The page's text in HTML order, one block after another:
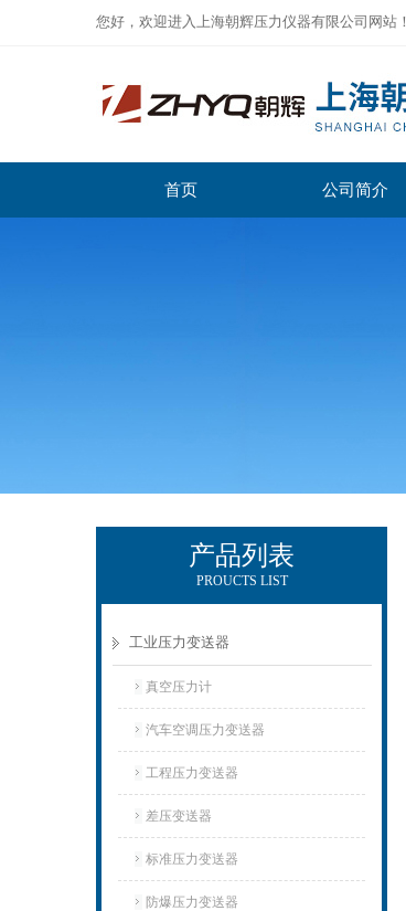
您好，欢迎进入上海朝辉压力仪器有限公司网站！
首页 公司简介
产品列表
PROUCTS LIST
工业压力变送器
真空压力计
汽车空调压力变送器
工程压力变送器
差压变送器
标准压力变送器
防爆压力变送器